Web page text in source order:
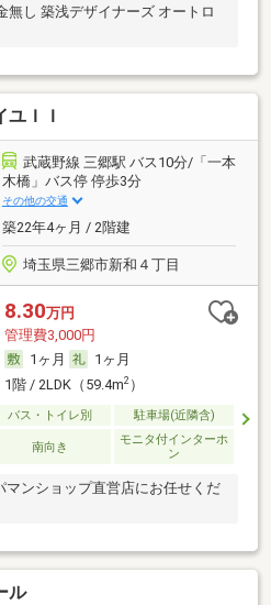
無し 築浅デザイナーズ オートロ
ユＩＩ
武蔵野線 三郷駅 バス10分/「一本
木橋」バス停 停歩3分
その他の交通
築22年4ヶ月 / 2階建
埼玉県三郷市新和４丁目
8.30万円
管理費3,000円
1ヶ月
1ヶ月
1階 / 2LDK（59.4m2）
バス・トイレ別 駐車場(近隣含)
南向き
モニタ付インターホ
ン
ンショップ直営店にお任せくだ
ル